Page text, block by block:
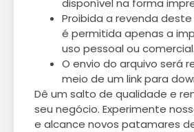
disponível na forma
Proibida a revenda
é permitida apenas a
uso pessoal ou comercial.
O envio do arquivo será
meio de um link para
Dê um salto de qualidade e
seu negócio. Experimente
e alcance novos patamares